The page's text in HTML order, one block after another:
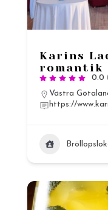
Karins
0.0
Västra
https://